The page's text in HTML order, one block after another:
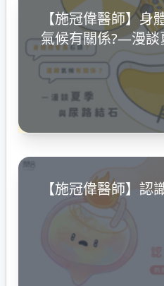
【施冠偉醫師】身
氣候有關係?—漫談
【施冠偉醫師】認